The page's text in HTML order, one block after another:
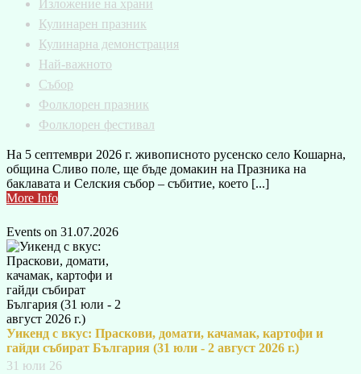
Изложение на храни
Кулинарен празник
Кулинарна демонстрация
Най-важното
Събор
Фолклорен празник
Фолклорен фестивал
На 5 септември 2026 г. живописното русенско село Кошарна,
община Сливо поле, ще бъде домакин на Празника на
баклавата и Селския събор – събитие, което [...]
More Info
Events on 31.07.2026
Уикенд с вкус: Праскови, домати, качамак, картофи и
гайди събират България (31 юли - 2 август 2026 г.)
31 юли 26